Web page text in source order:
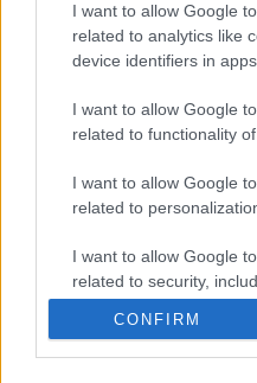
I want to allow Google
related to analytics like
device identifiers in apps.
I want to allow Google
related to functionality
I want to allow Google
related to
I want to allow Google
related to security,
functionality and fraud
user protection.
CONFIRM
Mit lát és